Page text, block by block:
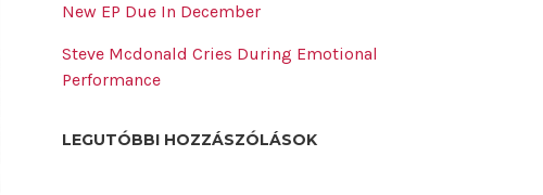
New EP Due In December
Steve Mcdonald Cries During Emotional
Performance
LEGUTÓBBI HOZZÁSZÓLÁSOK